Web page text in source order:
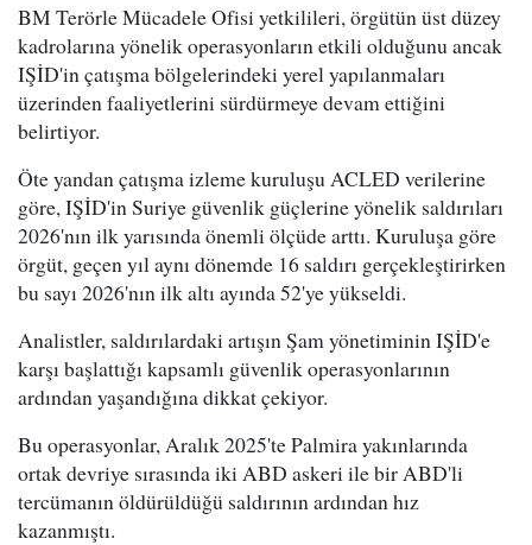
BM Terörle Mücadele Ofisi yetkilileri, örgütün üst düzey
kadrolarına yönelik operasyonların etkili olduğunu ancak
IŞİD'in çatışma bölgelerindeki yerel yapılanmaları
üzerinden faaliyetlerini sürdürmeye devam ettiğini
belirtiyor.
Öte yandan çatışma izleme kuruluşu ACLED verilerine
göre, IŞİD'in Suriye güvenlik güçlerine yönelik saldırıları
2026'nın ilk yarısında önemli ölçüde arttı. Kuruluşa göre
örgüt, geçen yıl aynı dönemde 16 saldırı gerçekleştirirken
bu sayı 2026'nın ilk altı ayında 52'ye yükseldi.
Analistler, saldırılardaki artışın Şam yönetiminin IŞİD'e
karşı başlattığı kapsamlı güvenlik operasyonlarının
ardından yaşandığına dikkat çekiyor.
Bu operasyonlar, Aralık 2025'te Palmira yakınlarında
ortak devriye sırasında iki ABD askeri ile bir ABD'li
tercümanın öldürüldüğü saldırının ardından hız
kazanmıştı.